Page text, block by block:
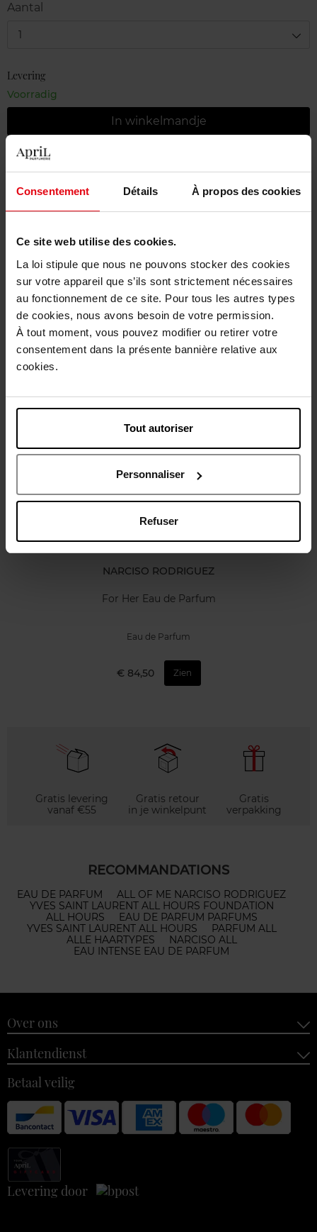
Consentement Détails À propos des cookies
Ce site web utilise des cookies.
La loi stipule que nous ne pouvons stocker des cookies
sur votre appareil que s’ils sont strictement nécessaires
au fonctionnement de ce site. Pour tous les autres types
de cookies, nous avons besoin de votre permission.
À tout moment, vous pouvez modifier ou retirer votre
consentement dans la présente bannière relative aux
cookies.
Tout autoriser
Personnaliser
Refuser
Aantal
1
Levering
Voorradig
In winkelmandje
Gratis levering bij aankoop van min. 55€
Gratis retour in je winkelpunt
Gratis verpakking
Beschrijving
Karakteristieken
Nog iets vergeten ?
NARCISO RODRIGUEZ
For Her Eau de Parfum
Eau de Parfum
€ 84,50 Zien
Gratis levering
vanaf €55
Gratis retour
in je winkelpunt
Gratis
verpakking
RECOMMANDATIONS
EAU DE PARFUM
ALL OF ME NARCISO RODRIGUEZ
YVES SAINT LAURENT ALL HOURS FOUNDATION
ALL HOURS
EAU DE PARFUM PARFUMS
YVES SAINT LAURENT ALL HOURS
PARFUM ALL
ALLE HAARTYPES
NARCISO ALL
EAU INTENSE EAU DE PARFUM
Over ons
Klantendienst
Betaal veilig
Levering door